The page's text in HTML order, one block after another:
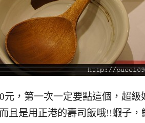
元，第一次一定要點這個，超級
且是用正港的壽司飯哦!!蝦子，